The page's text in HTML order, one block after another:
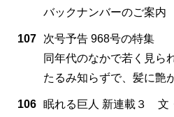
バックナンバーのご案内
107
次号予告 968号の特集
同年代のなかで若く見ら
たるみ知らずで、髪に艶
106 眠れる巨人 新連載３ 文